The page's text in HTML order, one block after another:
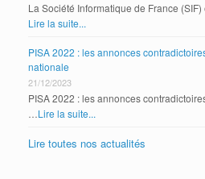
La Société Informatique de France
Lire la suite...
PISA 2022 : les annonces
nationale
21/12/2023
PISA 2022 : les annonces
…Lire la suite...
Lire toutes nos actualités